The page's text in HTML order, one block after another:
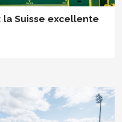
la Suisse excellente